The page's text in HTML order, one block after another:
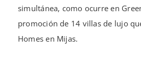
simultánea, como ocurre en
promoción de 14 villas de lujo
Homes en Mijas.